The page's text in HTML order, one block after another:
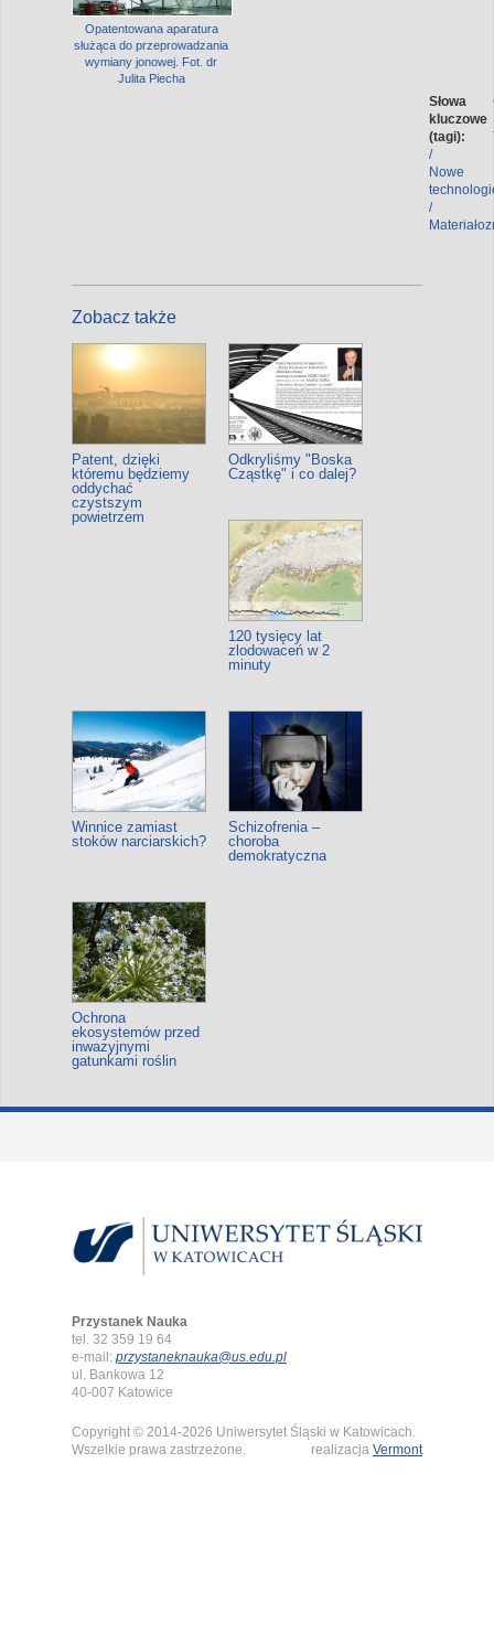
Opatentowana aparatura
służąca do przeprowadzania
wymiany jonowej. Fot. dr
Julita Piecha
Słowa
kluczowe
(tagi):
/
Nowe
/
Zobacz także
Patent, dzięki
któremu będziemy
oddychać
czystszym
powietrzem
Odkryliśmy "Boska
Cząstkę" i co dalej?
120 tysięcy lat
zlodowaceń w 2
minuty
Winnice zamiast
stoków narciarskich?
Schizofrenia –
choroba
demokratyczna
Ochrona
ekosystemów przed
inwazyjnymi
gatunkami roślin
Przystanek Nauka
tel. 32 359 19 64
e-mail: przystaneknauka@us.edu.pl
ul. Bankowa 12
40-007 Katowice
Copyright © 2014-2026 Uniwersytet Śląski w Katowicach.
Wszelkie prawa zastrzeżone.
realizacja Vermont